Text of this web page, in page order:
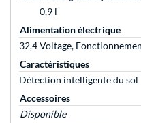
0,9 l
Alimentation électrique
32,4 Voltage,
Caractéristiques
Détection intelligente du sol
Accessoires
Disponible